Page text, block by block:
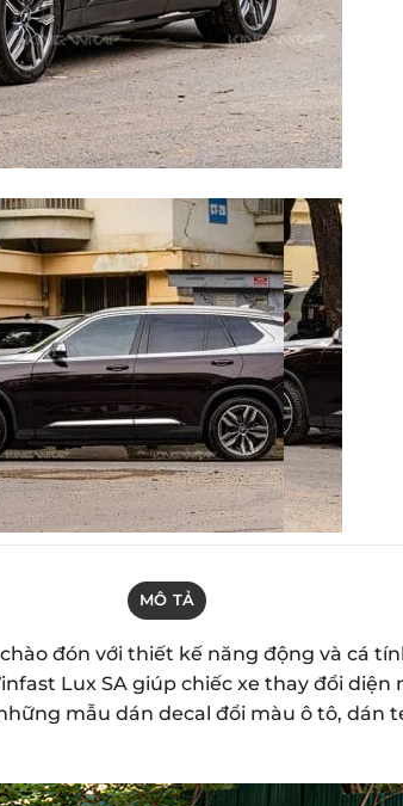
MÔ TẢ
đón với thiết kế năng động và cá
Lux SA giúp chiếc xe thay đổi
mẫu dán decal đổi màu ô tô, dán